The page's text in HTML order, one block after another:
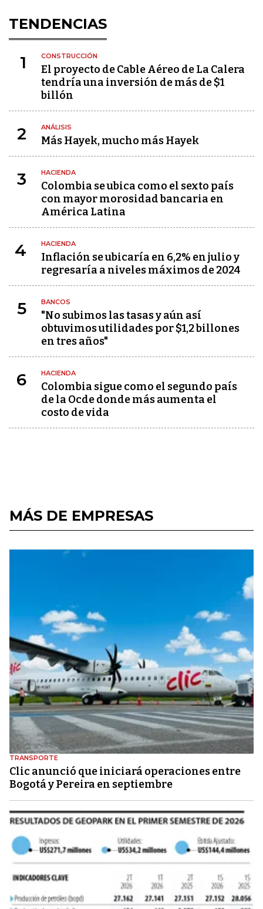
TENDENCIAS
1 CONSTRUCCIÓN
El proyecto de Cable Aéreo de La Calera
tendría una inversión de más de $1
billón
2 ANÁLISIS
Más Hayek, mucho más Hayek
3 HACIENDA
Colombia se ubica como el sexto país
con mayor morosidad bancaria en
América Latina
4 HACIENDA
Inflación se ubicaría en 6,2% en julio y
regresaría a niveles máximos de 2024
5 BANCOS
"No subimos las tasas y aún así
obtuvimos utilidades por $1,2 billones
en tres años"
6 HACIENDA
Colombia sigue como el segundo país
de la Ocde donde más aumenta el
costo de vida
MÁS DE EMPRESAS
TRANSPORTE
Clic anunció que iniciará operaciones entre
Bogotá y Pereira en septiembre